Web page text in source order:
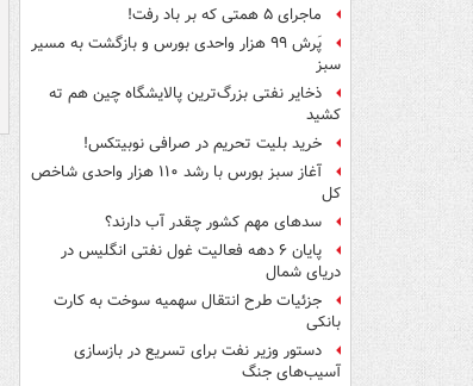
ماجرای ۵ همتی که بر باد رفت!
پَرش ۹۹ هزار واحدی بورس و بازگشت به مسیر
سبز
ذخایر نفتی بزرگ‌ترین پالایشگاه چین هم ته
کشید
خرید بلیت تحریم در صرافی نوبیتکس!
آغاز سبز بورس با رشد ۱۱۰ هزار واحدی شاخص
کل
سدهای مهم کشور چقدر آب دارند؟
پایان ۶ دهه فعالیت غول نفتی انگلیس در
دریای شمال
جزئیات طرح انتقال سهمیه سوخت به کارت
بانکی
دستور وزیر نفت برای تسریع در بازسازی
آسیب‌های جنگ